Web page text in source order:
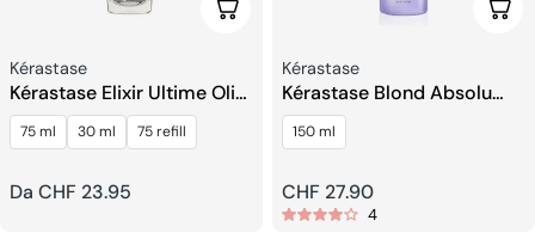
Scegli Le Opzioni
Venditore:
Kérastase
Kérastase Elixir Ultime Olio
per capelli
75 ml 30 ml 75 refill
Prezzo
Da CHF 23.95
Venditore:
Kérastase
Kérastase Blond Absolu
Cicaplasme Siero Leave In
150 ml
Prezzo
regolare
CHF 27.90
4